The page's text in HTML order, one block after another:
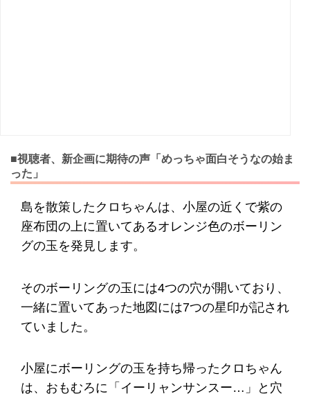
■視聴者、新企画に期待の声「めっちゃ面白そうなの始ま
った」
島を散策したクロちゃんは、小屋の近くで紫の
座布団の上に置いてあるオレンジ色のボーリン
グの玉を発見します。
そのボーリングの玉には4つの穴が開いており、
一緒に置いてあった地図には7つの星印が記され
ていました。
小屋にボーリングの玉を持ち帰ったクロちゃん
は、おもむろに「イーリャンサンスー…」と穴